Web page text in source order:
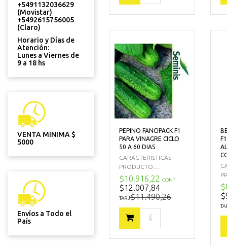
+5491132036629
(Movistar)
+5492615756005
(Claro)
Horario y Días de
Atención:
Lunes a Viernes de
9 a 18 hs
VENTA MINIMA $
5000
Envíos a Todo el
País
PEPINO FANCIPACK F1
PARA VINAGRE CICLO
50 A 60 DIAS
CARACTERISTICAS
PRODUCTO:...
$10.916,22 CONT
$12.007,84
TARJ$11.490,26